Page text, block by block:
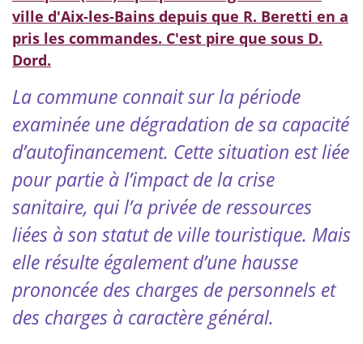
ville d'Aix-les-Bains depuis que R. Beretti en a
pris les commandes. C'est pire que sous D.
Dord.
La commune connait sur la période
examinée une dégradation de sa capacité
d’autofinancement. Cette situation est liée
pour partie à l’impact de la crise
sanitaire, qui l’a privée de ressources
liées à son statut de ville touristique. Mais
elle résulte également d’une hausse
prononcée des charges de personnels et
des charges à caractère général.